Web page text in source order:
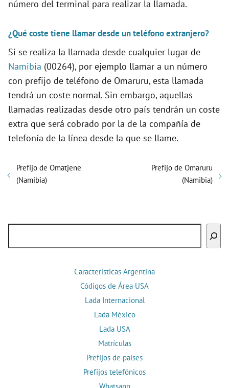
número del terminal para realizar la llamada.
¿Qué coste tiene llamar desde un teléfono extranjero?
Si se realiza la llamada desde cualquier lugar de
Namibia (00264), por ejemplo llamar a un número
con prefijo de teléfono de Omaruru, esta llamada
tendrá un coste normal. Sin embargo, aquellas
llamadas realizadas desde otro país tendrán un coste
extra que será cobrado por la de la compañía de
telefonía de la línea desde la que se llame.
Prefijo de Omatjene
(Namibia)
Prefijo de Omaruru
(Namibia)
Características Argentina
Códigos de Área USA
Lada Internacional
Lada México
Lada USA
Matrículas
Prefijos de países
Prefijos telefónicos